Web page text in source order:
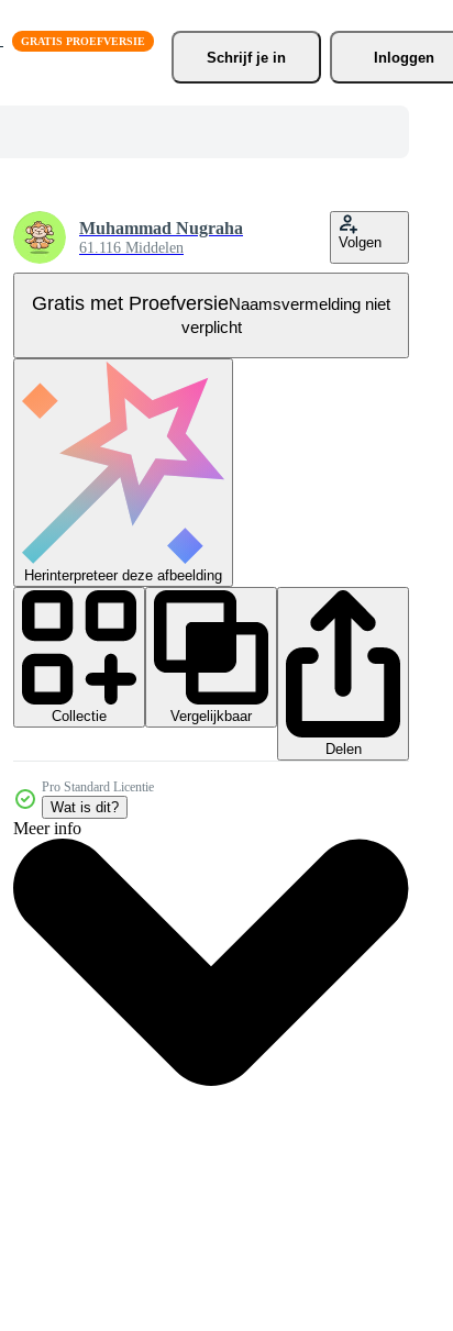
Schrijf je in Inloggen
Muhammad Nugraha
61.116 Middelen Volgen
Gratis met ProefversieNaamsvermelding niet
verplicht
Herinterpreteer deze afbeelding
Collectie
Vergelijkbaar
Delen
Pro Standard Licentie
Wat is dit?
Meer info